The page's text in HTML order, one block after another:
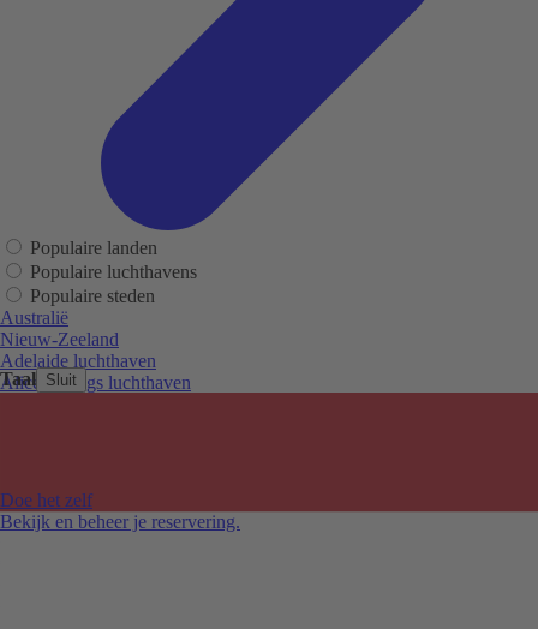
Taal Sluit
Doe het zelf
Bekijk en beheer je reservering.
Populaire landen
Populaire luchthavens
Populaire steden
Australië
Nieuw-Zeeland
Adelaide luchthaven
Alice Springs luchthaven
Melbourne Tullamarine luchthaven
Perth luchthaven
Sydney luchthaven